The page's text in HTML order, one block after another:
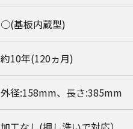
○(基板内蔵型)
約10年(120ヵ月)
外径:158mm、長さ:385mm